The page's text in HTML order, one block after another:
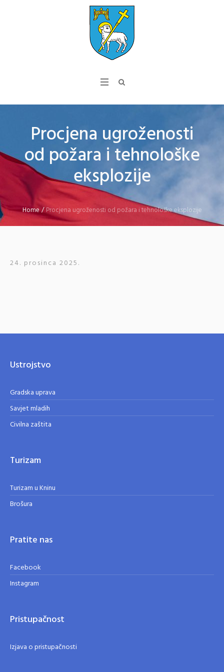
Procjena ugroženosti
od požara i tehnološke
eksplozije
Home/Procjena ugroženosti od požara i tehnološke eksplozije
24. prosinca 2025.
Ustrojstvo
Gradska uprava
Savjet mladih
Civilna zaštita
Turizam
Turizam u Kninu
Brošura
Pratite nas
Facebook
Instagram
Pristupačnost
Izjava o pristupačnosti